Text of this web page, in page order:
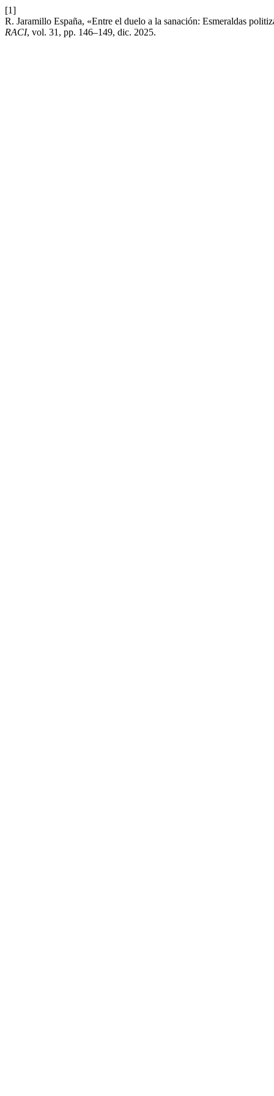
[1]
R. Jaramillo España, «Entre el duelo a la sanación: Esmeraldas
RACI, vol. 31, pp. 146–149, dic. 2025.